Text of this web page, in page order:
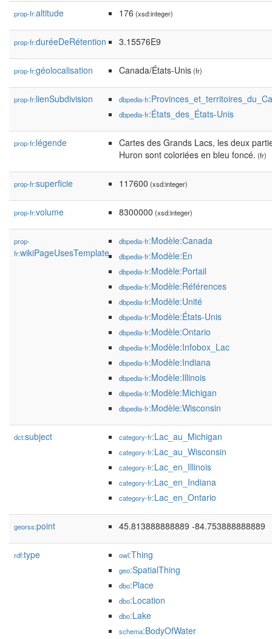
prop-fr:altitude 176 (xsd:integer)
prop-fr:duréeDeRétention 3.15576E9
prop-fr:géolocalisation Canada/États-Unis(fr)
prop-fr:lienSubdivision dbpedia-fr
dbpedia-fr:États_des_États-Unis
prop-fr:légende
Cartes des Grands Lacs, les deux
Huron sont coloriées en bleu foncé. (fr)
prop-fr:superficie 117600 (xsd:integer)
prop-fr:volume 8300000 (xsd:integer)
prop-
fr:wikiPageUsesTemplate
dbpedia-fr:Modèle:Canada
dbpedia-fr:Modèle:En
dbpedia-fr:Modèle:Portail
dbpedia-fr:Modèle:Références
dbpedia-fr:Modèle:Unité
dbpedia-fr:Modèle:États-Unis
dbpedia-fr:Modèle:Ontario
dbpedia-fr:Modèle:Infobox_Lac
dbpedia-fr:Modèle:Indiana
dbpedia-fr:Modèle:Illinois
dbpedia-fr:Modèle:Michigan
dbpedia-fr:Modèle:Wisconsin
dct:subject category-fr:Lac_au_Michigan
category-fr:Lac_au_Wisconsin
category-fr:Lac_en_Illinois
category-fr:Lac_en_Indiana
category-fr:Lac_en_Ontario
georss:point 45.813888888889 -84.753888888889
rdf:type owl:Thing
geo:SpatialThing
dbo:Place
dbo:Location
dbo:Lake
schema:BodyOfWater